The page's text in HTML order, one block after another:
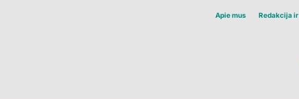
Apie mus Redakcija